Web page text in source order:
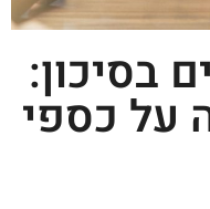
בסיכון:
על כספי